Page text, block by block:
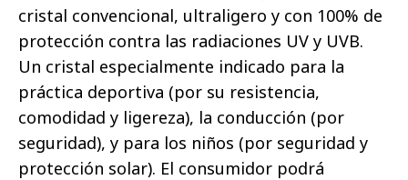
cristal convencional, ultraligero y con 100% de
protección contra las radiaciones UV y UVB.
Un cristal especialmente indicado para la
práctica deportiva (por su resistencia,
comodidad y ligereza), la conducción (por
seguridad), y para los niños (por seguridad y
protección solar). El consumidor podrá